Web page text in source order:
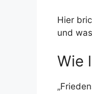
Hier
und
Wie